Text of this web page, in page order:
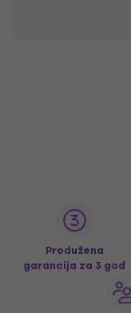
Produžena
garancija za 3 god